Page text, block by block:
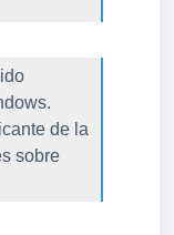
de la
sobre